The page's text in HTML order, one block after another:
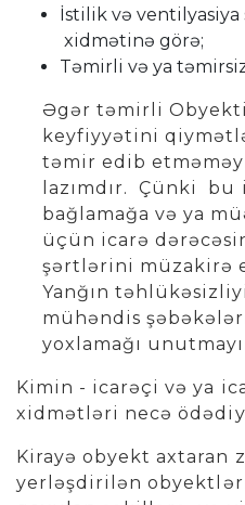
İstilik və ventilyasiya
xidmətinə görə;
Təmirli və ya
Əgər təmirli
keyfiyyətini
təmir edib
lazımdır. Çünki bu
bağlamağa və ya
üçün icarə
şərtlərini müzakirə
Yanğın
mühəndis
yoxlamağı
Kimin - icarəçi və ya
xidmətləri necə
Kirayə obyekt axtaran
yerləşdirilən